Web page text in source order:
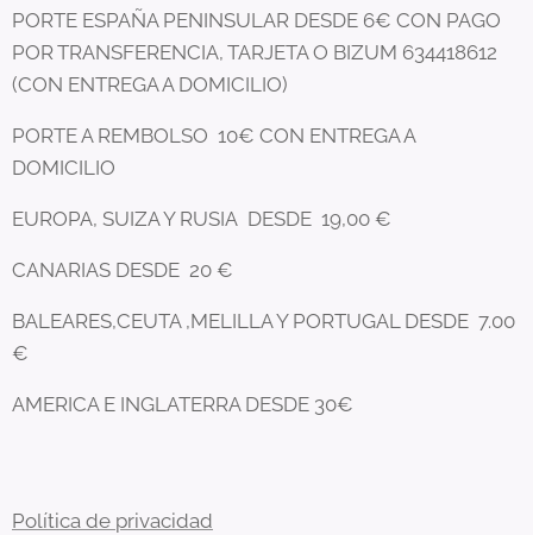
PORTE ESPAÑA PENINSULAR DESDE 6€ CON PAGO
POR TRANSFERENCIA, TARJETA O BIZUM 634418612
(CON ENTREGA A DOMICILIO)
PORTE A REMBOLSO 10€ CON ENTREGA A
DOMICILIO
EUROPA, SUIZA Y RUSIA DESDE 19,00 €
CANARIAS DESDE 20 €
BALEARES,CEUTA ,MELILLA Y PORTUGAL DESDE 7.00
€
AMERICA E INGLATERRA DESDE 30€
Política de privacidad